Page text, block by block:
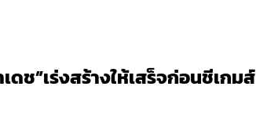
ช”เร่งสร้างให้เสร็จก่อนชีเกมส์